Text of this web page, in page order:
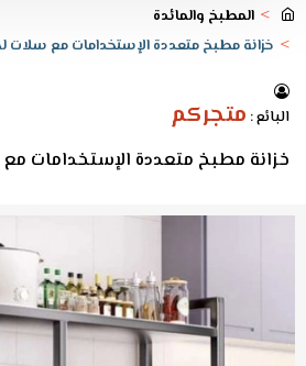
المطبخ والمائدة
خزانة مطبخ متعددة الإستخدامات مع سلات
البائع : متجركم
خزانة مطبخ متعددة الإستخدامات